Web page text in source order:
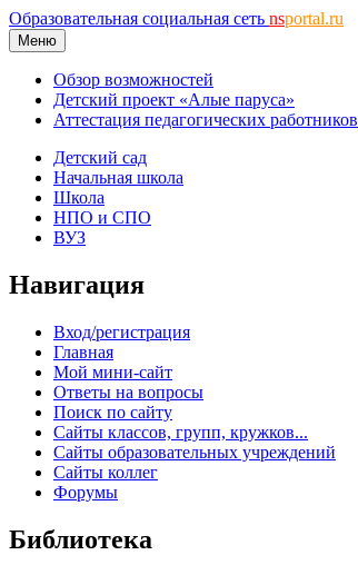
Образовательная социальная сеть nsportal.ru
Меню
Обзор возможностей
Детский проект «Алые паруса»
Аттестация педагогических работников
Детский сад
Начальная школа
Школа
НПО и СПО
ВУЗ
Навигация
Вход/регистрация
Главная
Мой мини-сайт
Ответы на вопросы
Поиск по сайту
Сайты классов, групп, кружков...
Сайты образовательных учреждений
Сайты коллег
Форумы
Библиотека